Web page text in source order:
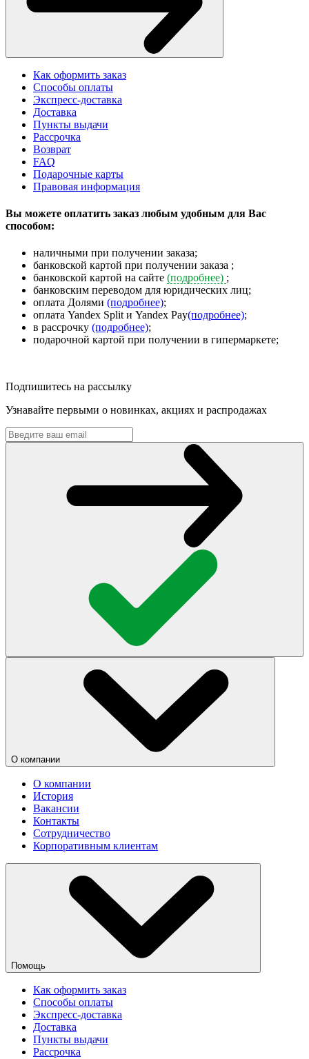
Как оформить заказ
Способы оплаты
Экспресс-доставка
Доставка
Пункты выдачи
Рассрочка
Возврат
FAQ
Подарочные карты
Правовая информация
Вы можете оплатить заказ любым удобным для Вас
способом:
наличными при получении заказа;
банковской картой при получении заказа ;
банковской картой на сайте (подробнее) ;
банковским переводом для юридических лиц;
оплата Долями (подробнее);
оплата Yandex Split и Yandex Pay(подробнее);
в рассрочку (подробнее);
подарочной картой при получении в гипермаркете;
Подпишитесь на рассылку
Узнавайте первыми о новинках, акциях и распродажах
О компании
О компании
История
Вакансии
Контакты
Сотрудничество
Корпоративным клиентам
Помощь
Как оформить заказ
Способы оплаты
Экспресс-доставка
Доставка
Пункты выдачи
Рассрочка